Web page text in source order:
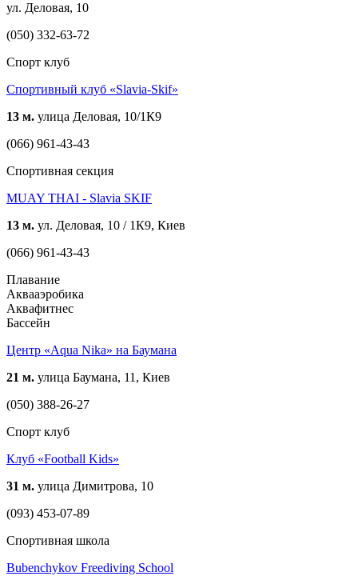
ул. Деловая, 10
(050) 332-63-72
Спорт клуб
Спортивный клуб «Slavia-Skif»
13 м. улица Деловая, 10/1К9
(066) 961-43-43
Спортивная секция
MUAY THAI - Slavia SKIF
13 м. ул. Деловая, 10 / 1К9, Киев
(066) 961-43-43
Плавание
Аквааэробика
Аквафитнес
Бассейн
Центр «Aqua Nika» на Баумана
21 м. улица Баумана, 11, Киев
(050) 388-26-27
Спорт клуб
Клуб «Football Kids»
31 м. улица Димитрова, 10
(093) 453-07-89
Спортивная школа
Bubenchykov Freediving School